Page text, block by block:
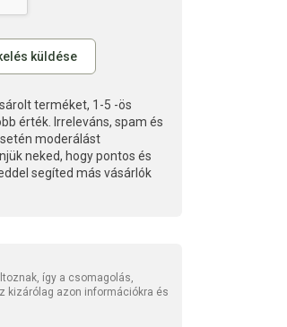
terméket, 1-5 -ös
érték. Irreleváns, spam és
moderálást
neked, hogy pontos és
segíted más vásárlók
így a csomagolás,
kizárólag azon információkra és